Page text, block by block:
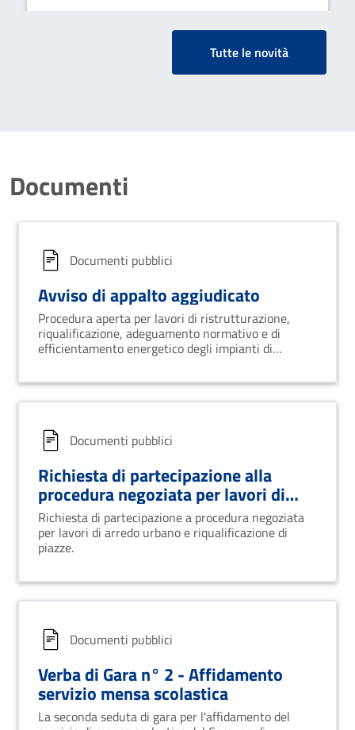
Tutte le novità
Documenti
Documenti pubblici
Avviso di appalto aggiudicato
Procedura aperta per lavori di ristrutturazione,
riqualificazione, adeguamento normativo e di
efficientamento energetico degli impianti di
comunale
Documenti pubblici
Richiesta di partecipazione alla
procedura negoziata per lavori di
arredo urbano e riqualificazione di
piazze
Richiesta di partecipazione a procedura negoziata
per lavori di arredo urbano e riqualificazione di
piazze.
Documenti pubblici
Verba di Gara n° 2 - Affidamento
servizio mensa scolastica
La seconda seduta di gara per l'affidamento del